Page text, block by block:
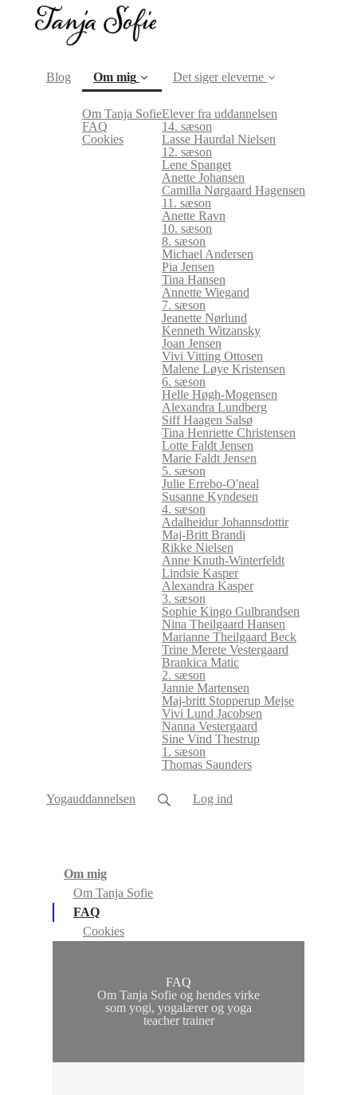
Blog Om mig
Om Tanja Sofie
FAQ
Cookies
Det siger eleverne
Elever fra uddannelsen
14. sæson
Lasse Haurdal Nielsen
12. sæson
Lene Spanget
Anette Johansen
Camilla Nørgaard Hagensen
11. sæson
Anette Ravn
10. sæson
8. sæson
Michael Andersen
Pia Jensen
Tina Hansen
Annette Wiegand
7. sæson
Jeanette Nørlund
Kenneth Witzansky
Joan Jensen
Vivi Vitting Ottosen
Malene Løye Kristensen
6. sæson
Helle Høgh-Mogensen
Alexandra Lundberg
Siff Haagen Salsø
Tina Henriette Christensen
Lotte Faldt Jensen
Marie Faldt Jensen
5. sæson
Julie Errebo-O'neal
Susanne Kyndesen
4. sæson
Adalheidur Johannsdottir
Maj-Britt Brandi
Rikke Nielsen
Anne Knuth-Winterfeldt
Lindsie Kasper
Alexandra Kasper
3. sæson
Sophie Kingo Gulbrandsen
Nina Theilgaard Hansen
Marianne Theilgaard Beck
Trine Merete Vestergaard
Brankica Matic
2. sæson
Jannie Martensen
Maj-britt Stopperup Mejse
Vivi Lund Jacobsen
Nanna Vestergaard
Sine Vind Thestrup
1. sæson
Thomas Saunders
Yogauddannelsen Log ind
Om mig
Om Tanja Sofie
FAQ
Cookies
FAQ
Om Tanja Sofie og hendes virke
som yogi, yogalærer og yoga
teacher trainer